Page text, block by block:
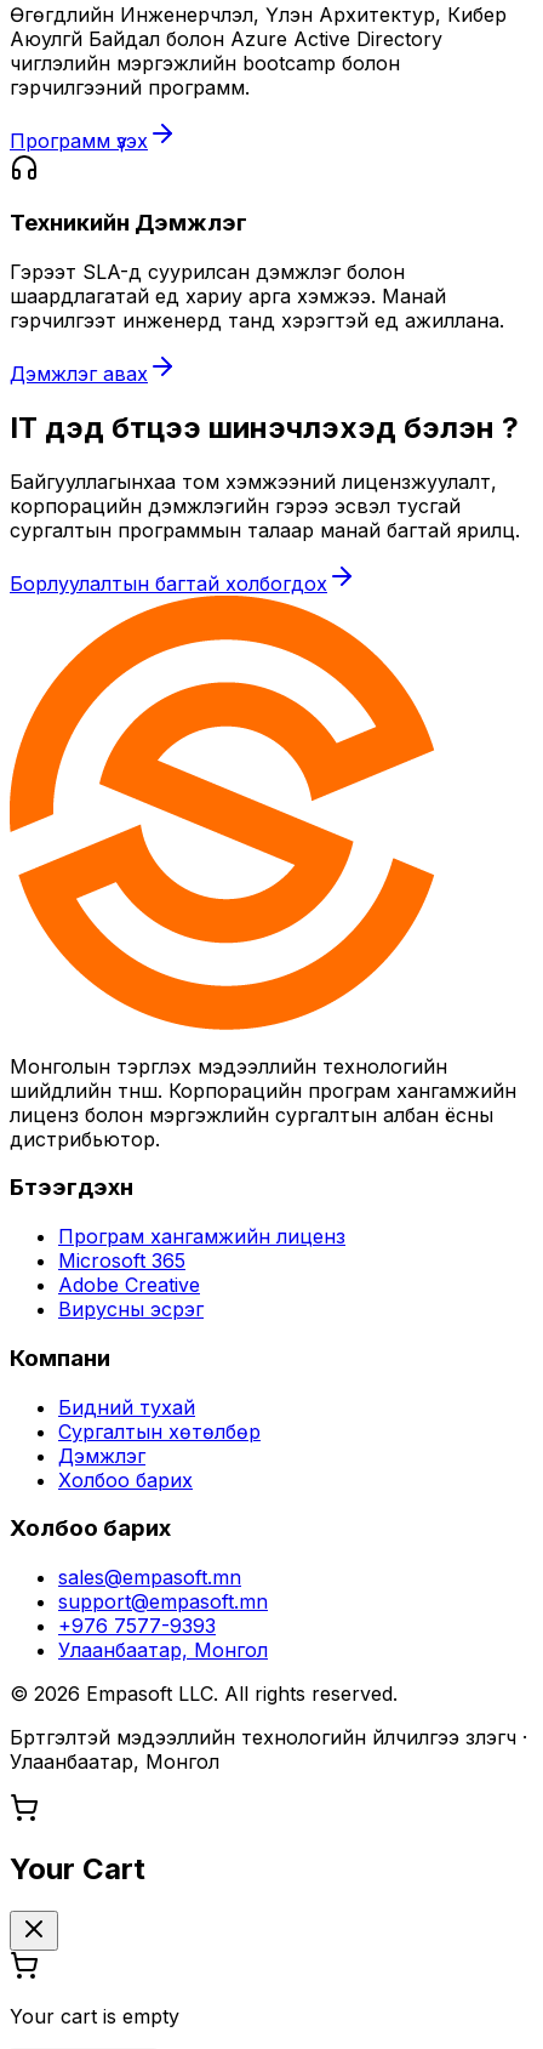
Өгөгдлийн Инженерчлэл, Үүлэн Архитектур, Кибер
Аюулгүй Байдал болон Azure Active Directory
чиглэлийн мэргэжлийн bootcamp болон
гэрчилгээний программ.
Программ үзэх
Техникийн Дэмжлэг
Гэрээт SLA-д суурилсан дэмжлэг болон
шаардлагатай үед хариу арга хэмжээ. Манай
гэрчилгээт инженерүүд танд хэрэгтэй үед ажиллана.
Дэмжлэг авах
IT дэд бүтцээ шинэчлэхэд бэлэн үү?
Байгууллагынхаа том хэмжээний лицензжуулалт,
корпорацийн дэмжлэгийн гэрээ эсвэл тусгай
сургалтын программын талаар манай багтай ярилц.
Борлуулалтын багтай холбогдох
Монголын тэргүүлэх мэдээллийн технологийн
шийдлийн түнш. Корпорацийн програм хангамжийн
лиценз болон мэргэжлийн сургалтын албан ёсны
дистрибьютор.
Бүтээгдэхүүн
Програм хангамжийн лиценз
Microsoft 365
Adobe Creative
Вирусны эсрэг
Компани
Бидний тухай
Сургалтын хөтөлбөр
Дэмжлэг
Холбоо барих
Холбоо барих
sales@empasoft.mn
support@empasoft.mn
+976 7577-9393
Улаанбаатар, Монгол
© 2026 Empasoft LLC. All rights reserved.
Бүртгэлтэй мэдээллийн технологийн үйлчилгээ үзүүлэгч ·
Улаанбаатар, Монгол
Your Cart
Your cart is empty